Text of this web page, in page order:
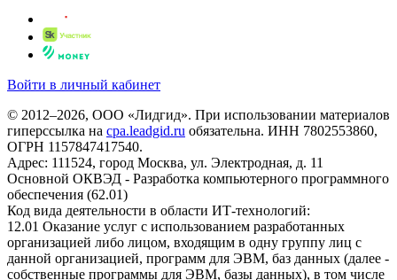
Войти в личный кабинет
© 2012–2026, ООО «Лидгид». При использовании материалов
гиперссылка на cpa.leadgid.ru обязательна. ИНН 7802553860,
ОГРН 1157847417540.
Адрес: 111524, город Москва, ул. Электродная, д. 11
Основной ОКВЭД - Разработка компьютерного программного
обеспечения (62.01)
Код вида деятельности в области ИТ-технологий:
12.01 Оказание услуг с использованием разработанных
организацией либо лицом, входящим в одну группу лиц с
данной организацией, программ для ЭВМ, баз данных (далее -
собственные программы для ЭВМ, базы данных), в том числе